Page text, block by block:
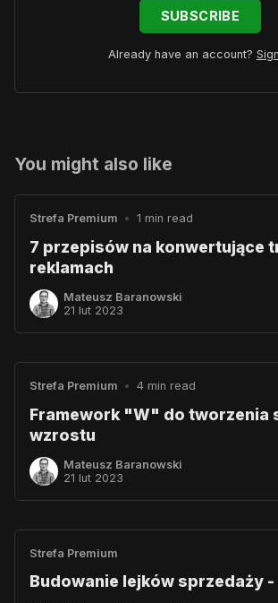
SUBSCRIBE
Already have an account?
You might also like
Strefa Premium • 1 min read
7 przepisów na konwertujące
reklamach
Mateusz Baranowski
21 lut 2023
Strefa Premium • 4 min read
Framework "W" do tworzenia
wzrostu
Mateusz Baranowski
21 lut 2023
Strefa Premium
Budowanie lejków sprzedaży